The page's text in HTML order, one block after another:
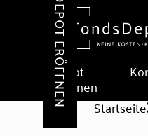
Depot
eröffnen
DEPOT ERÖFFNEN Startseite